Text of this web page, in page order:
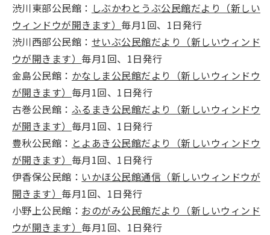
渋川東部公民館： しぶかわとうぶ公民館だより（新しい
ウィンドウが開きます） 毎月1回、1日発行
渋川西部公民館： せいぶ公民館だより（新しいウィンド
ウが開きます） 毎月1回、1日発行
金島公民館： かなしま公民館だより（新しいウィンドウ
が開きます） 毎月1回、1日発行
古巻公民館： ふるまき公民館だより（新しいウィンドウ
が開きます） 毎月1回、1日発行
豊秋公民館： とよあき公民館だより（新しいウィンドウ
が開きます） 毎月1回、1日発行
伊香保公民館： いかほ公民館通信（新しいウィンドウが
開きます） 毎月1回、1日発行
小野上公民館： おのがみ公民館だより（新しいウィンド
ウが開きます） 毎月1回、1日発行